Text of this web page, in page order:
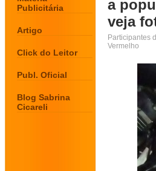
Publicitária
Artigo
Click do Leitor
Publ. Oficial
Blog Sabrina
Cicareli
a
veja
Participantes
Vermelho